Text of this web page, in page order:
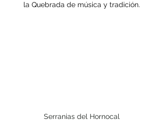
la Quebrada de música y tradición.
Serranias del Hornocal